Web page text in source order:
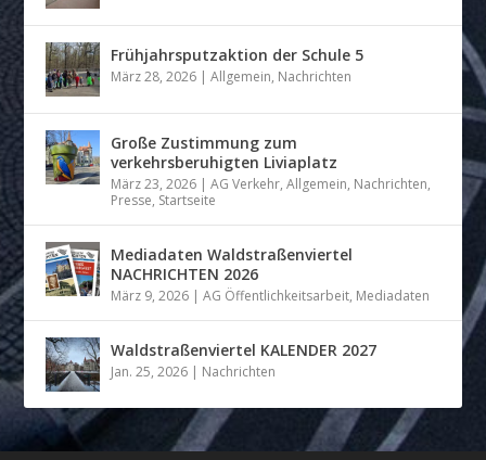
Frühjahrsputzaktion der Schule 5
März 28, 2026 |Allgemein, Nachrichten
Große Zustimmung zum
verkehrsberuhigten Liviaplatz
März 23, 2026 |AG Verkehr,Allgemein, Nachrichten,
Presse, Startseite
Mediadaten Waldstraßenviertel
NACHRICHTEN 2026
März 9, 2026 |AG Öffentlichkeitsarbeit, Mediadaten
Waldstraßenviertel KALENDER 2027
Jan. 25, 2026 | Nachrichten